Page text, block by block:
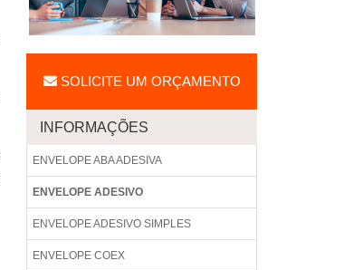
SOLICITE UM ORÇAMENTO
INFORMAÇÕES
ENVELOPE ABA ADESIVA
ENVELOPE ADESIVO
ENVELOPE ADESIVO SIMPLES
ENVELOPE COEX